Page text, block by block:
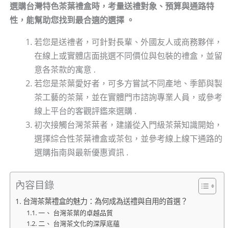
選購台灣特色茶葉禮盒時，考量送禮對象、預算與通路特
性，能幫助您找到最合適的選擇 。
若您是送禮者，可針對長輩、外國友人或商務夥伴，
在線上或實體店面挑選不同價位與包裝的禮盒，並留
意各茶款的寓意 .
若您是茶葉愛好者，可多方嘗試不同產地、季節與製
茶工藝的茶葉，並在實體門市諮詢專業人員，或參考
線上平台的客觀評鑑來選購 .
初次接觸台灣茶葉者，建議從入門級茶葉知識開始，
選擇綜合性茶葉禮盒或茶包，並參考線上線下通路的
選購指南與最新優惠資訊 .
內容目錄
台灣茶葉禮盒的魅力：為何成為送禮與自用的首選？
一、 台灣茶葉的卓越品質
二、 台灣茶文化的深厚底蘊